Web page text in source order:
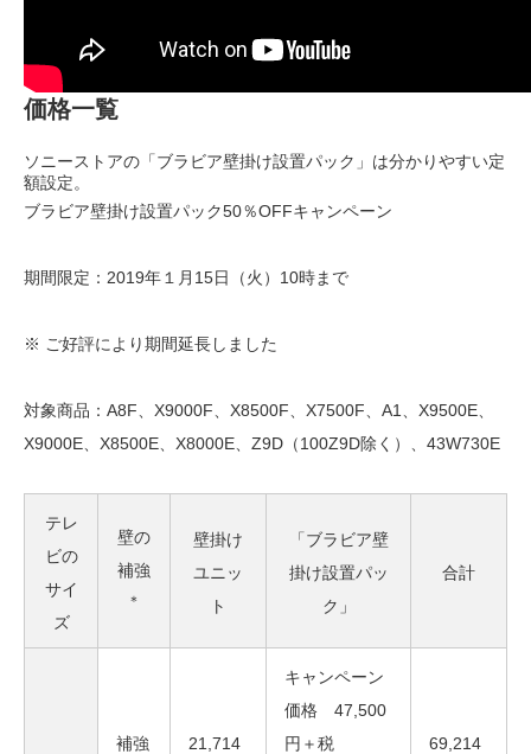
価格一覧
ソニーストアの「ブラビア壁掛け設置パック」は分かりやすい定
額設定。
ブラビア壁掛け設置パック50％OFFキャンペーン
期間限定：2019年１月15日（火）10時まで
※ ご好評により期間延長しました
対象商品：A8F、X9000F、X8500F、X7500F、A1、X9500E、
X9000E、X8500E、X8000E、Z9D（100Z9D除く）、43W730E
テレ
ビの
サイ
ズ
壁の
補強
＊
壁掛け
ユニッ
ト
「ブラビア壁
掛け設置パッ
ク」
合計
補強
21,714
キャンペーン
価格 47,500
円＋税
69,214